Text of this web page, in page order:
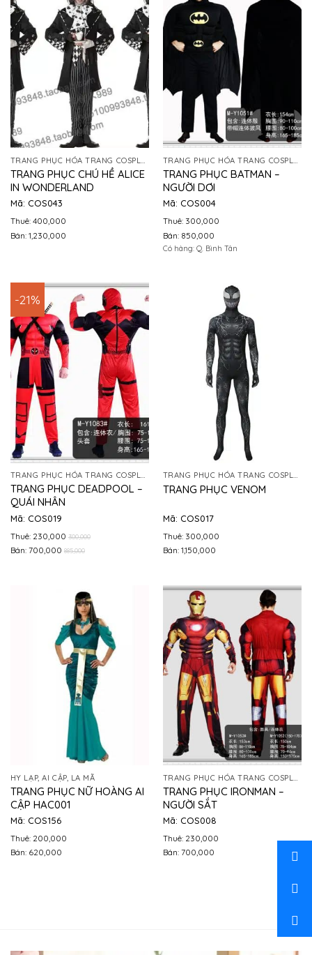
TRANG PHỤC HÓA TRANG COSPLAY
TRANG PHỤC CHÚ HỀ ALICE
IN WONDERLAND
Mã: COS043
Thuê: 400,000
Bán: 1,230,000
TRANG PHỤC HÓA TRANG COSPLAY
TRANG PHỤC BATMAN –
NGƯỜI DƠI
Mã: COS004
Thuê: 300,000
Bán: 850,000
Có hàng: Q. Bình Tân
-21%
TRANG PHỤC HÓA TRANG COSPLAY
TRANG PHỤC DEADPOOL –
QUÁI NHÂN
Mã: COS019
Thuê: 230,000 300,000
Bán: 700,000 885,000
TRANG PHỤC HÓA TRANG COSPLAY
TRANG PHỤC VENOM
Mã: COS017
Thuê: 300,000
Bán: 1,150,000
HY LẠP, AI CẬP, LA MÃ
TRANG PHỤC NỮ HOÀNG AI
CẬP HAC001
Mã: COS156
Thuê: 200,000
Bán: 620,000
TRANG PHỤC IRONMAN –
NGƯỜI SẮT
Mã: COS008
Thuê: 230,000
Bán: 700,000